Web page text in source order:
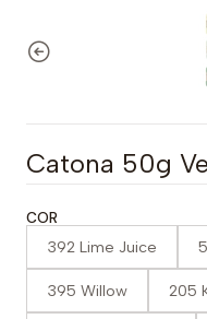
Catona 50g
COR
392 Lime Juice
395 Willow 205